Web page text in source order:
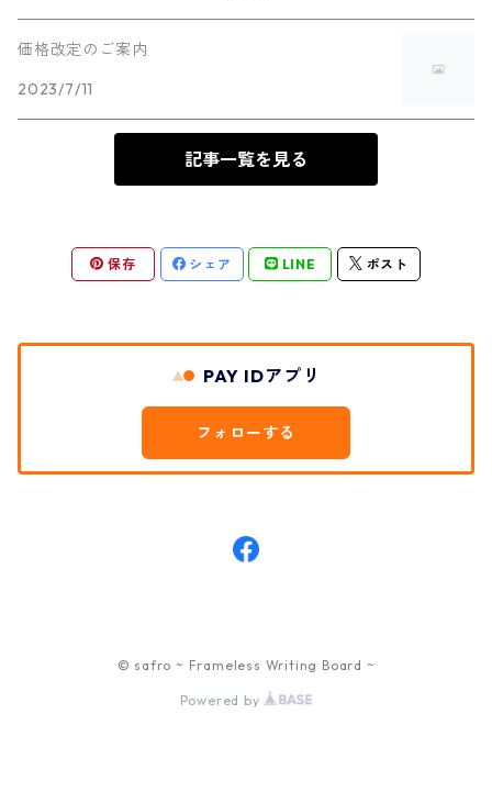
worC-001-Black
worC-002-White
worC-003
価格改定のご案内
2023/7/11
記事一覧を見る
保存 シェア LINE ポスト
PAY IDアプリ
フォローする
© safro ~ Frameless Writing Board ~
Powered by